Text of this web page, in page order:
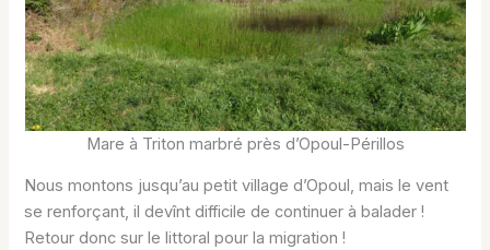
Mare à Triton marbré près d’Opoul-Périllos
Nous montons jusqu’au petit village d’Opoul, mais le vent
se renforçant, il devînt difficile de continuer à balader !
Retour donc sur le littoral pour la migration !